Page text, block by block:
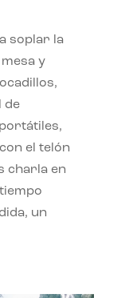
soplar la
y
de
el telón
charla en
un